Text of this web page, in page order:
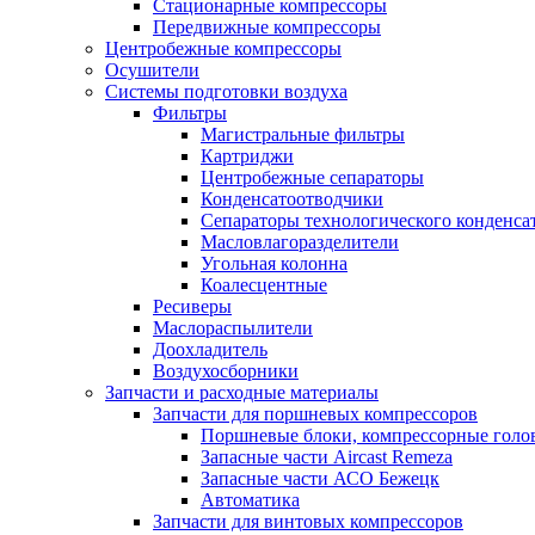
Стационарные компрессоры
Передвижные компрессоры
Центробежные компрессоры
Осушители
Системы подготовки воздуха
Фильтры
Магистральные фильтры
Картриджи
Центробежные сепараторы
Конденсатоотводчики
Сепараторы технологического
Масловлагоразделители
Угольная колонна
Коалесцентные
Ресиверы
Маслораспылители
Доохладитель
Воздухосборники
Запчасти и расходные материалы
Запчасти для поршневых компрессоров
Поршневые блоки, компрессорные
Запасные части Aircast Remeza
Запасные части АСО Бежецк
Автоматика
Запчасти для винтовых компрессоров